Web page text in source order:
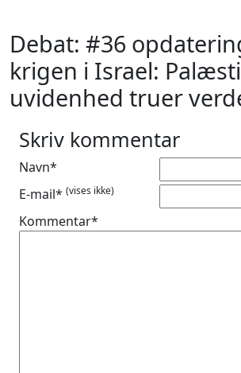
Debat: #36
krigen i Israel:
uvidenhed truer
Skriv kommentar
Navn*
E-mail* (vises ikke)
Kommentar*